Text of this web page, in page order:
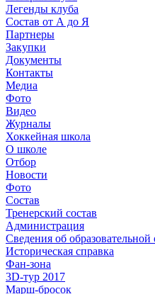
Легенды клуба
Состав от А до Я
Партнеры
Закупки
Документы
Контакты
Медиа
Фото
Видео
Журналы
Хоккейная школа
О школе
Отбор
Новости
Фото
Состав
Тренерский состав
Администрация
Сведения об образовательной
Историческая справка
Фан-зона
3D-тур 2017
Марш-бросок